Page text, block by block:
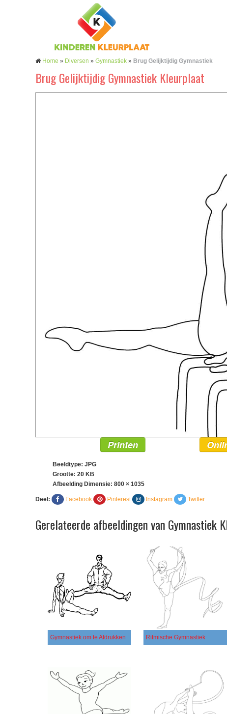
Home » Diversen » Gymnastiek » Brug Gelijktijdig Gymnastiek
Brug Gelijktijdig Gymnastiek Kleurplaat
Printen
Beeldtype: JPG
Grootte: 20 KB
Afbeelding Dimensie: 800 × 1035
Deel: Facebook Pinterest Instagram Twitter
Gerelateerde afbeeldingen van Gymnastiek
Gymnastiek om te Afdrukken Ritmische Gymnastiek